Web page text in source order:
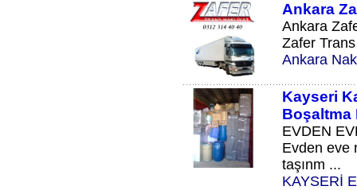
Ankara
Ankara
Zafer
Ankara
Kayseri
Boşaltma
EVDEN
Evden eve
taşınm ...
KAYSERİ